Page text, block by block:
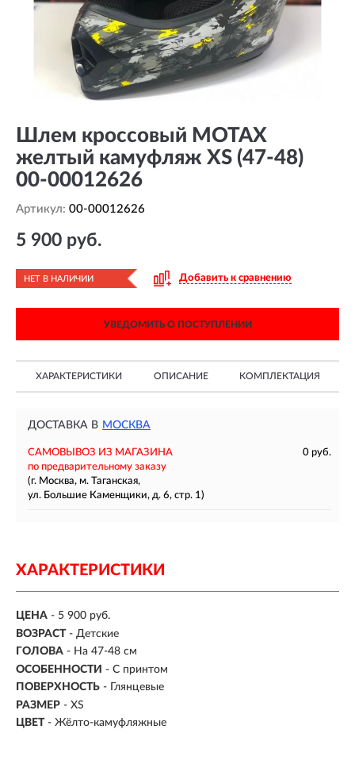
Шлем кроссовый MOTAX
желтый камуфляж XS (47-48)
00-00012626
Артикул: 00-00012626
5 900 руб.
НЕТ В НАЛИЧИИ Добавить к сравнению
УВЕДОМИТЬ О ПОСТУПЛЕНИИ
ХАРАКТЕРИСТИКИ ОПИСАНИЕ КОМПЛЕКТАЦИЯ
ДОСТАВКА В МОСКВА
САМОВЫВОЗ ИЗ МАГАЗИНА
0 руб.
по предварительному заказу
(г. Москва, м. Таганская,
ул. Большие Каменщики, д. 6, стр. 1)
ХАРАКТЕРИСТИКИ
ЦЕНА - 5 900 руб.
ВОЗРАСТ - Детские
ГОЛОВА - На 47-48 см
ОСОБЕННОСТИ - С принтом
ПОВЕРХНОСТЬ -
Глянцевые
РАЗМЕР - XS
ЦВЕТ - Жёлто-камуфляжные